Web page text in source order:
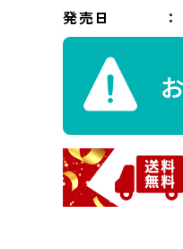
発売日